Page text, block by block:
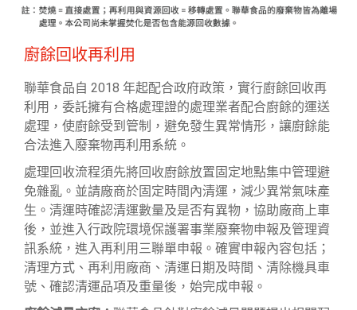
廚餘回收再利用
聯華食品自 2018 年起配合政府政策，實行廚餘回收再
利用，委託擁有合格處理證的處理業者配合廚餘的運送
處理，使廚餘受到管制，避免發生異常情形，讓廚餘能
合法進入廢棄物再利用系統。
處理回收流程須先將回收廚餘放置固定地點集中管理避
免雜亂。並請廠商於固定時間內清運，減少異常氣味產
生。清運時確認清運數量及是否有異物，協助廠商上車
後，並進入行政院環境保護署事業廢棄物申報及管理資
訊系統，進入再利用三聯單申報。確實申報內容包括；
清理方式、再利用廠商、清運日期及時間、清除機具車
號、確認清運品項及重量後，始完成申報。